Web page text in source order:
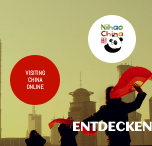
VISITING
CHINA
ONLINE
ENTDECKEN